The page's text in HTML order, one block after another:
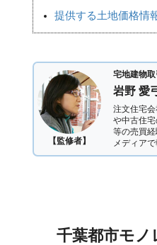
提供する土地価格情
【監修者】
宅地建物
岩野 愛
注文住宅
や中古住
等の売買
メディアで
千葉都市モノ